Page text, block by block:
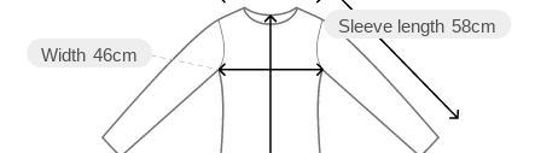
Sleeve length 58cm
Width 46cm